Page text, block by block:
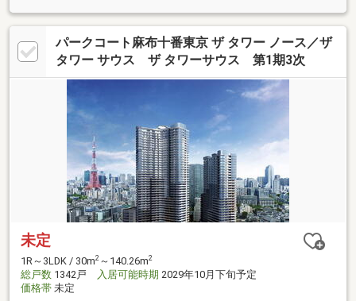
パークコート麻布十番東京 ザ タワー ノース／ザ
タワー サウス ザ タワーサウス 第1期3次
未定
1R～3LDK / 30m2 ～140.26m2
総戸数 1342戸 入居可能時期 2029年10月下旬予定
価格帯 未定